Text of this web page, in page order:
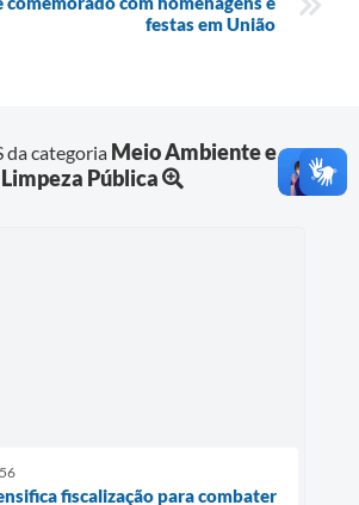
festas em União
da categoria Meio Ambiente e
Limpeza Pública
fiscalização para combater